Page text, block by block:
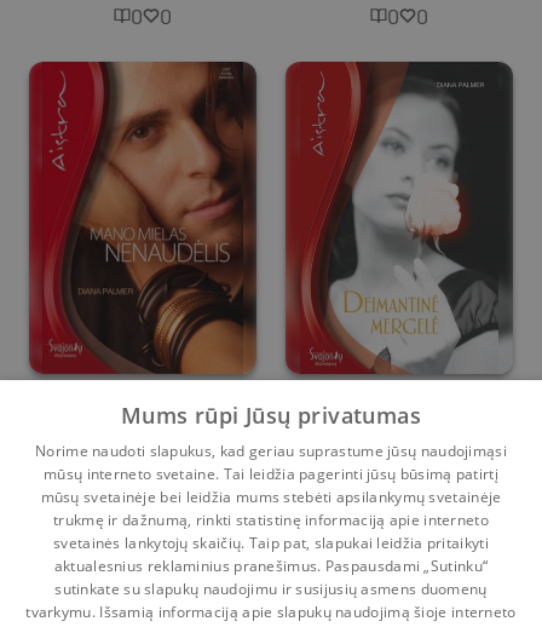
0 0 0 0
nenaudėlis
Diana Palmer
2 0
Diana Palmer
0 0
Pradinis Krepšelis Pokalbiai Pranešimai Paskyra
Mums rūpi Jūsų privatumas
Norime naudoti slapukus, kad geriau suprastume jūsų naudojimąsi
mūsų interneto svetaine. Tai leidžia pagerinti jūsų būsimą patirtį
mūsų svetainėje bei leidžia mums stebėti apsilankymų svetainėje
trukmę ir dažnumą, rinkti statistinę informaciją apie interneto
svetainės lankytojų skaičių. Taip pat, slapukai leidžia pritaikyti
aktualesnius reklaminius pranešimus. Paspausdami „Sutinku“
sutinkate su slapukų naudojimu ir susijusių asmens duomenų
tvarkymu. Išsamią informaciją apie slapukų naudojimą šioje interneto